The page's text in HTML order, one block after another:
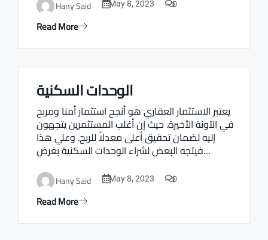
Hany Said May 8, 2023 0
Read More
Real estate Estate ville
الوحدات السكنية
يعتبر الاستثمار العقاري هو أنجح استثمار أمنا ومربح
في الآونة الأخيرة. حيث إن أغلب المستثمرين يتجهون
إليه لضمان تحقيق أعلى معدلاً للربح. وعلي هذا
فيتجه البعض لشراء الوحدات السكنية بغرض…
Hany Said May 8, 2023 0
Read More